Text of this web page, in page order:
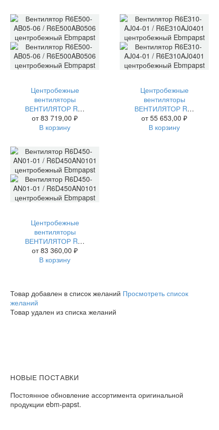
Центробежные
вентиляторы
ВЕНТИЛЯТОР R6E500-AB05-06 / R6E500AB0506 ЦЕНТРОБЕЖНЫЙ EBMPAPST
от83 719,00 ₽
В корзину
Центробежные
вентиляторы
ВЕНТИЛЯТОР R6E310-AJ04-01 / R6E310AJ0401 ЦЕНТРОБЕЖНЫЙ EBMPAPST
от55 653,00 ₽
В корзину
Центробежные
вентиляторы
ВЕНТИЛЯТОР R6D450-AN01-01 / R6D450AN0101 ЦЕНТРОБЕЖНЫЙ EBMPAPST
от83 360,00 ₽
В корзину
Товар добавлен в список желаний Просмотреть список
желаний
Товар удален из списка желаний
НОВЫЕ ПОСТАВКИ
Постоянное обновление ассортимента оригинальной
продукции ebm-papst.